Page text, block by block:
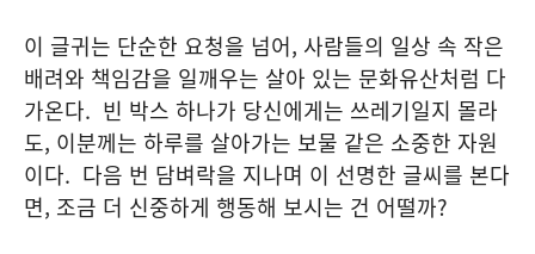
이 글귀는 단순한 요청을 넘어, 사람들의 일상 속 작은
배려와 책임감을 일깨우는 살아 있는 문화유산처럼 다
가온다. 빈 박스 하나가 당신에게는 쓰레기일지 몰라
도, 이분께는 하루를 살아가는 보물 같은 소중한 자원
이다. 다음 번 담벼락을 지나며 이 선명한 글씨를 본다
면, 조금 더 신중하게 행동해 보시는 건 어떨까?